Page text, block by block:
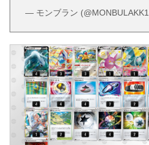
— モンブラン